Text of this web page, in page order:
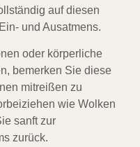
auf diesen
und Ausatmens.
oder körperliche
bemerken Sie diese
mitreißen zu
wie Wolken
sanft zur
zurück.